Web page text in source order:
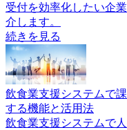
受付を効率化したい企
介します。
続きを見る
飲食業支援システムで
する機能と活用法
飲食業支援システムで